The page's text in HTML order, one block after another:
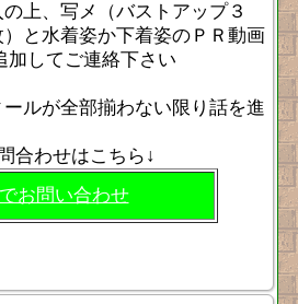
の上、写メ（バストアップ３
と水着姿か下着姿のＰＲ動画
加してご連絡下さい
ルが全部揃わない限り話を進
合わせはこちら↓
お問い合わせ